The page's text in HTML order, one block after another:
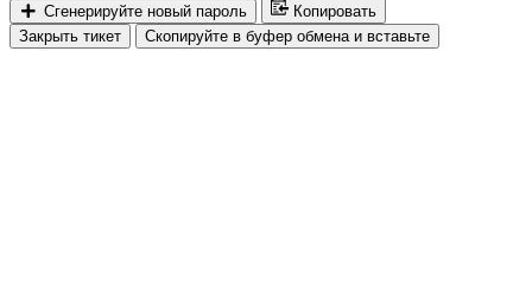
Сгенерируйте новый пароль
Копировать
Закрыть тикет
Скопируйте в буфер обмена и вставьте